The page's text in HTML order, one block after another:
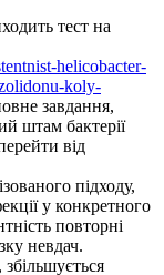
тест на
helicobacter-
koly-
завдання,
штам бактерії
від
підходу,
у конкретного
повторні
невдач.